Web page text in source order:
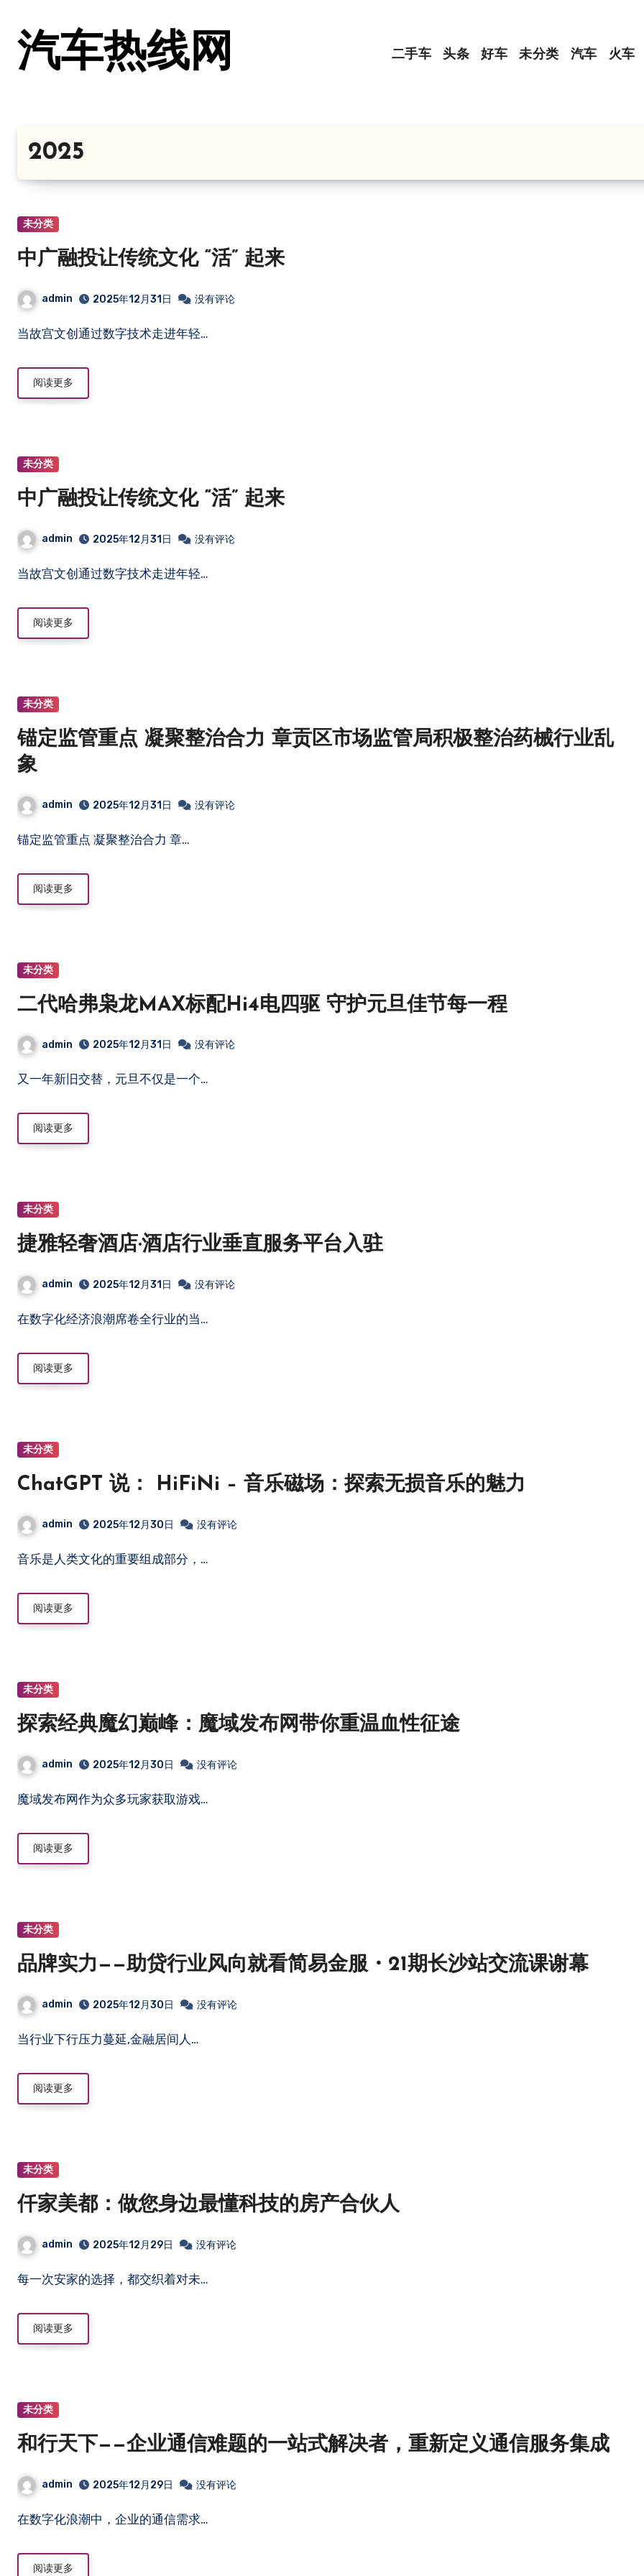
汽车热线网 二手车 头条 好车 未分类 汽车 火车
2025
未分类
中广融投让传统文化 “活” 起来
admin 2025年12月31日 没有评论
当故宫文创通过数字技术走进年轻…
阅读更多
未分类
中广融投让传统文化 “活” 起来
admin 2025年12月31日 没有评论
当故宫文创通过数字技术走进年轻…
阅读更多
未分类
锚定监管重点 凝聚整治合力 章贡区市场监管局积极整治药械行业乱
象
admin 2025年12月31日 没有评论
锚定监管重点 凝聚整治合力 章…
阅读更多
未分类
二代哈弗枭龙MAX标配Hi4电四驱 守护元旦佳节每一程
admin 2025年12月31日 没有评论
又一年新旧交替，元旦不仅是一个…
阅读更多
未分类
捷雅轻奢酒店·酒店行业垂直服务平台入驻
admin 2025年12月31日 没有评论
在数字化经济浪潮席卷全行业的当…
阅读更多
未分类
ChatGPT 说： HiFiNi – 音乐磁场：探索无损音乐的魅力
admin 2025年12月30日 没有评论
音乐是人类文化的重要组成部分，…
阅读更多
未分类
探索经典魔幻巅峰：魔域发布网带你重温血性征途
admin 2025年12月30日 没有评论
魔域发布网作为众多玩家获取游戏…
阅读更多
未分类
品牌实力——助贷行业风向就看简易金服・21期长沙站交流课谢幕
admin 2025年12月30日 没有评论
当行业下行压力蔓延,金融居间人…
阅读更多
未分类
仟家美都：做您身边最懂科技的房产合伙人
admin 2025年12月29日 没有评论
每一次安家的选择，都交织着对未…
阅读更多
未分类
和行天下——企业通信难题的一站式解决者，重新定义通信服务集成
admin 2025年12月29日 没有评论
在数字化浪潮中，企业的通信需求…
阅读更多